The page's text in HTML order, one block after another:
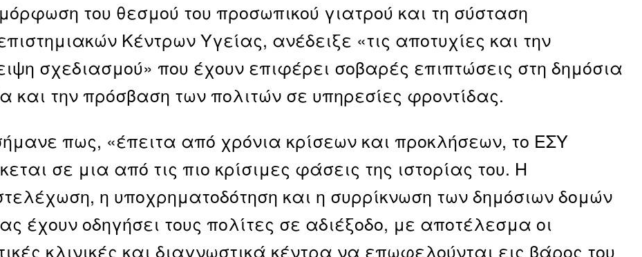
του θεσμού του προσωπικού γιατρού και τη σύσταση
Κέντρων Υγείας, ανέδειξε «τις αποτυχίες και την
σχεδιασμού» που έχουν επιφέρει σοβαρές επιπτώσεις στη δημόσια
και την πρόσβαση των πολιτών σε υπηρεσίες φροντίδας.
πως, «έπειτα από χρόνια κρίσεων και προκλήσεων, το ΕΣΥ
σε μια από τις πιο κρίσιμες φάσεις της ιστορίας του. Η
η υποχρηματοδότηση και η συρρίκνωση των δημόσιων δομών
έχουν οδηγήσει τους πολίτες σε αδιέξοδο, με αποτέλεσμα οι
κλινικές και διαγνωστικά κέντρα να επωφελούνται εις βάρος του